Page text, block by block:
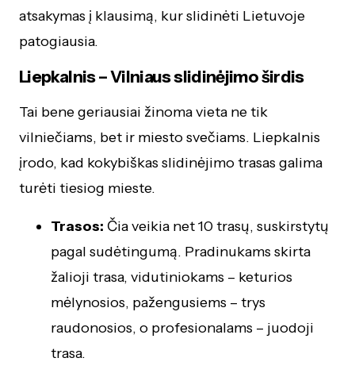
atsakymas į klausimą, kur slidinėti Lietuvoje
patogiausia.
Liepkalnis – Vilniaus slidinėjimo širdis
Tai bene geriausiai žinoma vieta ne tik
vilniečiams, bet ir miesto svečiams. Liepkalnis
įrodo, kad kokybiškas slidinėjimo trasas galima
turėti tiesiog mieste.
Trasos: Čia veikia net 10 trasų, suskirstytų
pagal sudėtingumą. Pradinukams skirta
žalioji trasa, vidutiniokams – keturios
mėlynosios, pažengusiems – trys
raudonosios, o profesionalams – juodoji
trasa.